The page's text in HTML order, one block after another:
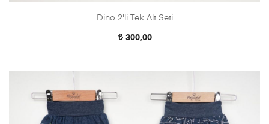
Dino 2'li Tek Alt Seti
300,00